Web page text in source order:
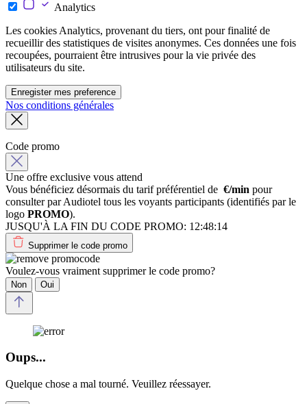
Analytics
Les cookies Analytics, provenant du tiers, ont pour finalité de
recueillir des statistiques de visites anonymes. Ces données une fois
recoupées, pourraient être intrusives pour la vie privée des
utilisateurs du site.
Enregister mes preference
Nos conditions générales
Code promo
Une offre exclusive vous attend
Vous bénéficiez désormais du tarif préférentiel de €/min pour
consulter par Audiotel tous les voyants participants (identifiés par le
logo PROMO).
JUSQU'À LA FIN DU CODE PROMO: 12:48:14
Supprimer le code promo
Voulez-vous vraiment supprimer le code promo?
Non Oui
Oups...
Quelque chose a mal tourné. Veuillez réessayer.